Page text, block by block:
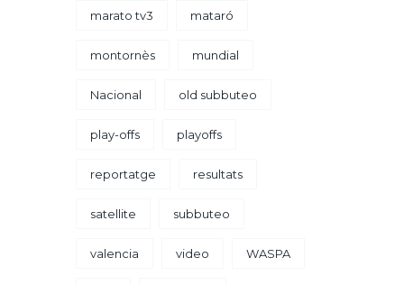
marato tv3 mataró
montornès mundial
Nacional old subbuteo
play-offs playoffs
reportatge resultats
satellite subbuteo
valencia video WASPA